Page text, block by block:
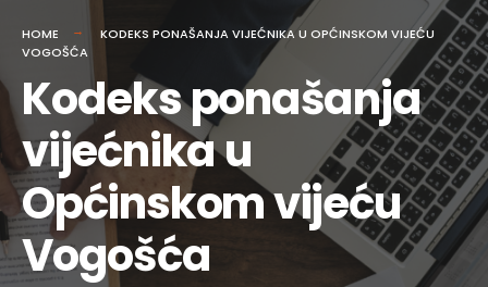
HOME
KODEKS PONAŠANJA VIJEĆNIKA U OPĆINSKOM VIJEĆU
VOGOŠĆA
Kodeks ponašanja
vijećnika u
Općinskom vijeću
Vogošća